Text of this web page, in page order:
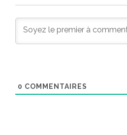
0 COMMENTAIRES